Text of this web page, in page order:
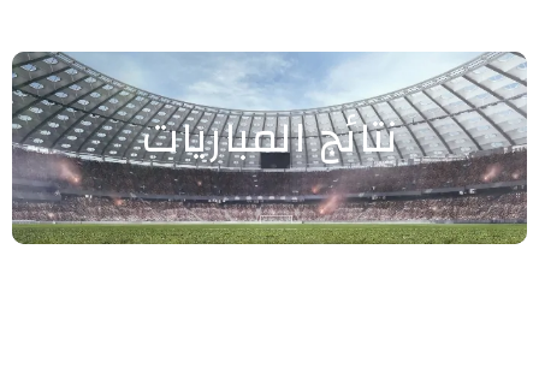
نتائج المباريات